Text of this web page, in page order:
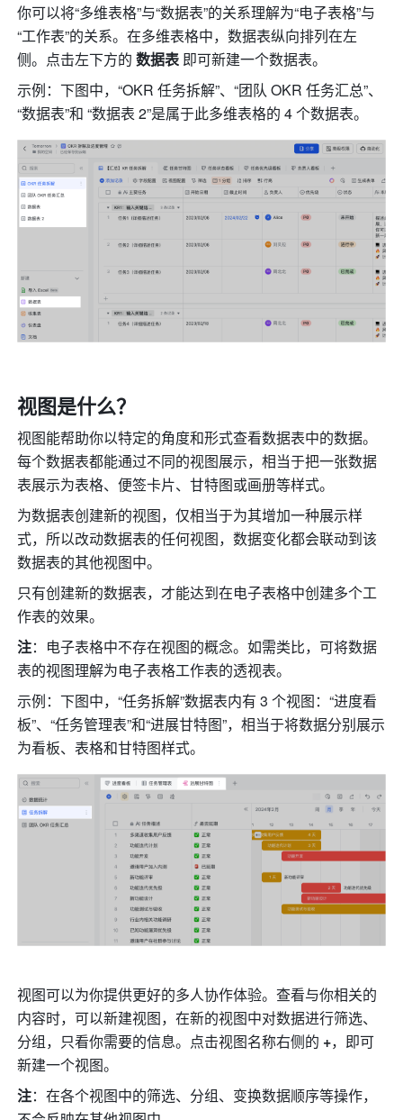
你可以将“多维表格”与“数据表”的关系理解为“电子表格”与
“工作表”的关系。在多维表格中，数据表纵向排列在左
侧。点击左下方的 数据表 即可新建一个数据表。
示例：下图中，“OKR 任务拆解”、“团队 OKR 任务汇总”、
“数据表”和 “数据表 2”是属于此多维表格的 4 个数据表。
视图是什么？
视图能帮助你以特定的角度和形式查看数据表中的数据。
每个数据表都能通过不同的视图展示，相当于把一张数据
表展示为表格、便签卡片、甘特图或画册等样式。
为数据表创建新的视图，仅相当于为其增加一种展示样
式，所以改动数据表的任何视图，数据变化都会联动到该
数据表的其他视图中。
只有创建新的数据表，才能达到在电子表格中创建多个工
作表的效果。
注：电子表格中不存在视图的概念。如需类比，可将数据
表的视图理解为电子表格工作表的透视表。
示例：下图中，“任务拆解”数据表内有 3 个视图：“进度看
板”、“任务管理表”和“进展甘特图”，相当于将数据分别展示
为看板、表格和甘特图样式。
视图可以为你提供更好的多人协作体验。查看与你相关的
内容时，可以新建视图，在新的视图中对数据进行筛选、
分组，只看你需要的信息。 点击视图名称右侧的 +，即可
新建一个视图。
注：在各个视图中的筛选、分组、变换数据顺序等操作，